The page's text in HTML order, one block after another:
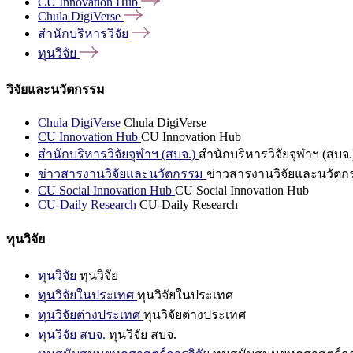
Chula DigiVerse
สำนักบริหารวิจัย
ทุนวิจัย
วิจัยและนวัตกรรม
Chula DigiVerse Chula DigiVerse
CU Innovation Hub CU Innovation Hub
สำนักบริหารวิจัยจุฬาฯ (สบจ.) สำนักบริหารวิจัยจุฬาฯ (สบจ
ข่าวสารงานวิจัยและนวัตกรรม ข่าวสารงานวิจัยและนวัตก
CU Social Innovation Hub CU Social Innovation Hub
CU-Daily Research CU-Daily Research
ทุนวิจัย
ทุนวิจัย ทุนวิจัย
ทุนวิจัยในประเทศ ทุนวิจัยในประเทศ
ทุนวิจัยต่างประเทศ ทุนวิจัยต่างประเทศ
ทุนวิจัย สบจ. ทุนวิจัย สบจ.